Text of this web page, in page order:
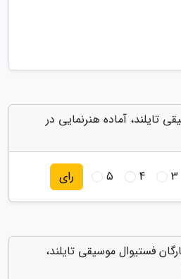
تایلند، آماده هنرنمایی در
3
4
5 رای
فستیوال موسیقی تایلند،